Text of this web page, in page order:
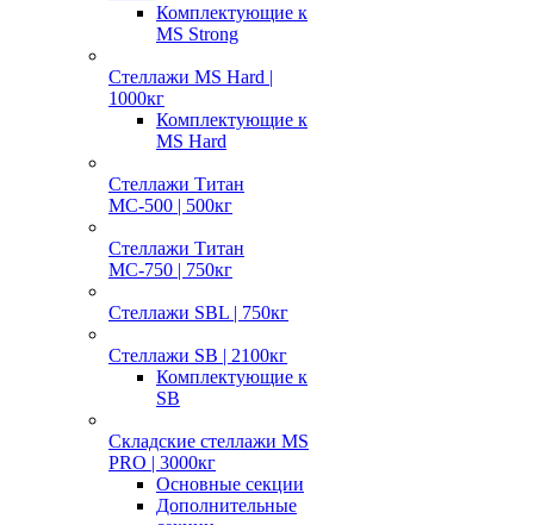
Комплектующие к
MS Strong
Стеллажи MS Hard |
1000кг
Комплектующие к
MS Hard
Стеллажи Титан
МС-500 | 500кг
Стеллажи Титан
МС-750 | 750кг
Стеллажи SBL | 750кг
Стеллажи SB | 2100кг
Комплектующие к
SB
Складские стеллажи MS
PRO | 3000кг
Основные секции
Дополнительные